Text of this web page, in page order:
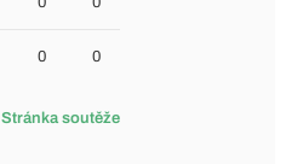
0 0
Stránka soutěže